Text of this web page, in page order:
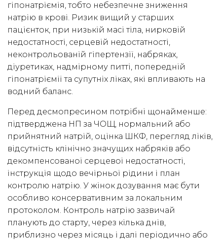
гіпонатріємія, тобто небезпечне зниження
натрію в крові. Ризик вищий у старших
пацієнток, при низькій масі тіла, нирковій
недостатності, серцевій недостатності,
неконтрольованій гіпертензії, набряках,
діуретиках, надмірному питті, попередній
гіпонатріємії та супутніх ліках, які впливають на
водний баланс.
Перед десмопресином потрібні щонайменше:
підтверджена НП за ЧОЩ, нормальний або
прийнятний натрій, оцінка ШКФ, перегляд ліків,
відсутність клінічно значущих набряків або
декомпенсованої серцевої недостатності,
інструкція щодо вечірньої рідини і план
контролю натрію. У жінок дозування має бути
особливо консервативним за локальним
протоколом. Контроль натрію зазвичай
планують до старту, через кілька днів,
приблизно через місяць і далі періодично або